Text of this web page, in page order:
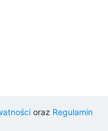
oraz Regulamin